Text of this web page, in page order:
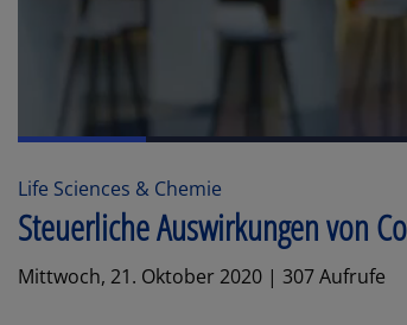
Life Sciences & Chemie
Steuerliche Auswirkungen von
Mittwoch, 21. Oktober 2020 | 307 Aufrufe